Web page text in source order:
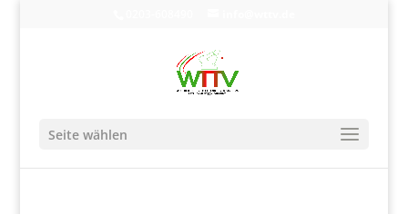
Seite wählen